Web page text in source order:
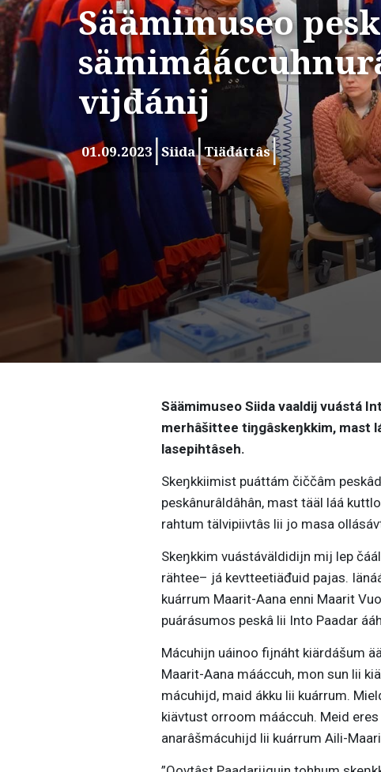
Säämimuseo
vijđánij
01.09.2023 Siida Tiäđáttâs
Säämimuseo Siida vaaldij vuástá
merhâšittee tiŋgâskeŋkkim, mast
lasepihtâseh.
Skeŋkkiimist puáttám čiččâm
peskânurâldâhân, mast tääl láá
rahtum tälvipiivtâs lii jo masa
Skeŋkkim vuástáväldidijn mij lep
rähtee– já kevtteetiäđuid pajas.
kuárrum Maarit-Aana enni Maarit
puárásumos peskâ lii Into Paadar
Mácuhijn uáinoo fijnáht kiärdášum
Maarit-Aana mááccuh, mon sun lii
mácuhijd, maid ákku lii kuárrum.
kiävtust orroom mááccuh. Meid
anarâšmácuhijd lii kuárrum Aili-